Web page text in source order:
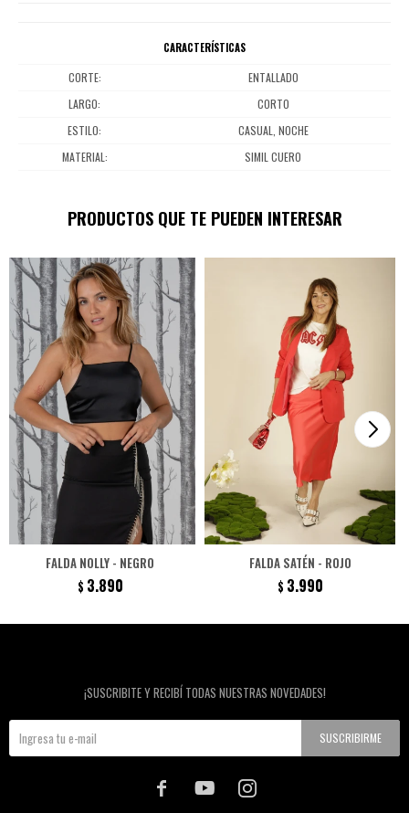
CARACTERÍSTICAS
CORTE
ENTALLADO
LARGO
CORTO
ESTILO
CASUAL, NOCHE
MATERIAL
SIMIL CUERO
PRODUCTOS QUE TE PUEDEN INTERESAR
FALDA NOLLY - NEGRO
$ 3.890
FALDA SATÉN - ROJO
$ 3.990
¡SUSCRIBITE Y RECIBÍ TODAS NUESTRAS NOVEDADES!
SUSCRIBIRME
  